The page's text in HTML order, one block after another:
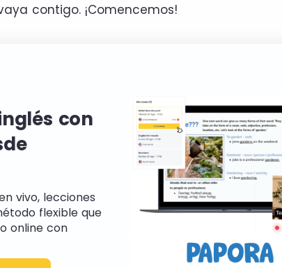
contigo. ¡Comencemos!
con
vivo, lecciones
flexible que
online con